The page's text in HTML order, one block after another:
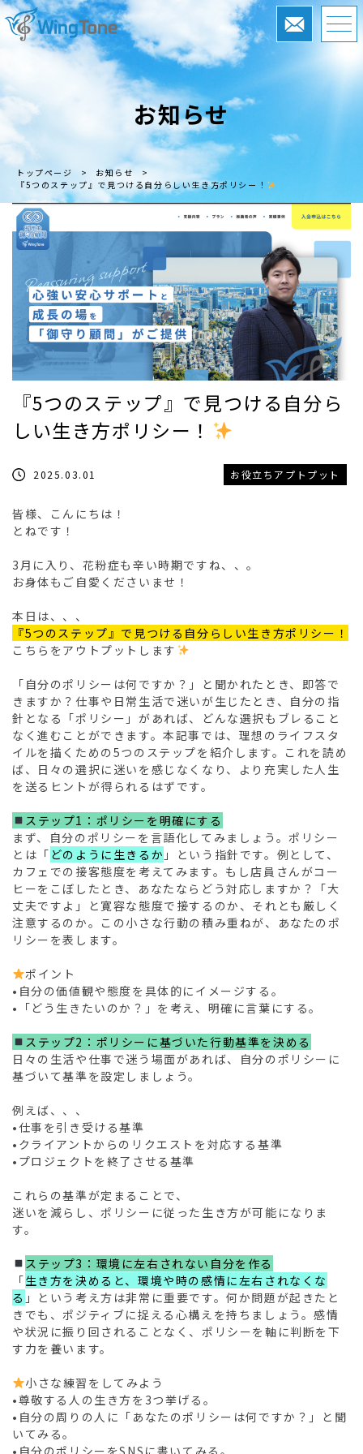
お知らせ
トップページ > お知らせ
>
『5つのステップ』で見つける自分らしい生き方ポリシー！
『5つのステップ』で見つける自分ら
しい生き方ポリシー！
2025.03.01 お役立ちアプトプット
皆様、こんにちは！
とねです！
3月に入り、花粉症も辛い時期ですね、、。
お身体もご自愛くださいませ！
本日は、、、
『5つのステップ』で見つける自分らしい生き方ポリシー！
こちらをアウトプットします
「自分のポリシーは何ですか？」と聞かれたとき、即答で
きますか？仕事や日常生活で迷いが生じたとき、自分の指
針となる「ポリシー」があれば、どんな選択もブレること
なく進むことができます。本記事では、理想のライフスタ
イルを描くための5つのステップを紹介します。これを読め
ば、日々の選択に迷いを感じなくなり、より充実した人生
を送るヒントが得られるはずです。
ステップ1：ポリシーを明確にする
まず、自分のポリシーを言語化してみましょう。ポリシー
とは「 どのように生きるか 」という指針です。例として、
カフェでの接客態度を考えてみます。もし店員さんがコー
ヒーをこぼしたとき、あなたならどう対応しますか？「大
丈夫ですよ」と寛容な態度で接するのか、それとも厳しく
注意するのか。この小さな行動の積み重ねが、あなたのポ
リシーを表します。
ポイント
•自分の価値観や態度を具体的にイメージする。
•「どう生きたいのか？」を考え、明確に言葉にする。
ステップ2：ポリシーに基づいた行動基準を決める
日々の生活や仕事で迷う場面があれば、自分のポリシーに
基づいて基準を設定しましょう。
例えば、、、
•仕事を引き受ける基準
•クライアントからのリクエストを対応する基準
•プロジェクトを終了させる基準
これらの基準が定まることで、
迷いを減らし、ポリシーに従った生き方が可能になりま
す。
ステップ3：環境に左右されない自分を作る
「生き方を決めると、環境や時の感情に左右されなくな
る 」という考え方は非常に重要です。何か問題が起きたと
きでも、ポジティブに捉える心構えを持ちましょう。感情
や状況に振り回されることなく、ポリシーを軸に判断を下
す力を養います。
小さな練習をしてみよう
•尊敬する人の生き方を3つ挙げる。
•自分の周りの人に「あなたのポリシーは何ですか？」と聞
いてみる。
•自分のポリシーをSNSに書いてみる。